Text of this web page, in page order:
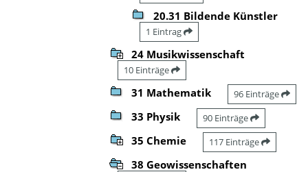
20.31 Bildende Künstler
1 Eintrag
24 Musikwissenschaft
10 Einträge
31 Mathematik 96 Einträge
33 Physik 90 Einträge
35 Chemie 117 Einträge
38 Geowissenschaften